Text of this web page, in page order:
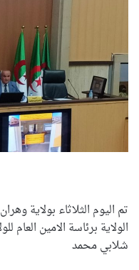
تم اليوم الثلاثاء بولاية
الولاية برئاسة الامين العام
شلابي محمد